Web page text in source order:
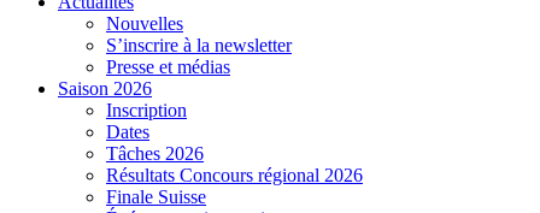
Nouvelles
S’inscrire à la newsletter
Presse et médias
Saison 2026
Inscription
Dates
Tâches 2026
Résultats Concours régional 2026
Finale Suisse